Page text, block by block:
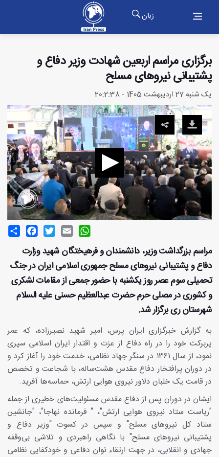
زبان
برگزاری مراسم اربعین شهادت وزیر دفاع و
پشتیبانی نیروهای مسلح
یک شنبه 27 اردیبهشت 1405 - 20:2:38
Share
FacebookTwitterEmail
WhatsApp
مراسم بزرگداشت وزیر، دانشمندان و فرهیختگان شهید وزارت
دفاع و پشتیبانی نیرو‌های مسلح جمهوری اسلامی ایران در جنگ
تحمیلی سوم عصر روز یکشنبه با حضور جمعی از مقامات لشکری
و کشوری در مصلی حرم حضرت عبدالعظیم حسنی علیه السلام
شهرستان ری برگزار شد.
به گزارش خبرگزاری ایران پرس، امیر شهید نصیرزاده، که عمر
پربرکت خود را در راه دفاع از عزت و اقتدار ایران اسلامی سپری
نمود، از سال ۱۳۶۱ در سنگر جهاد نظامی، خدمت خود را آغاز کرد و
در دوران پرافتخار دفاع مقدس هشت‌ساله، با شجاعت و تخصص
در قامت یک خلبان دلاور نیروی هوایی ارتش، حماسه‌ها آفرید.
ایشان در دوران پس از دفاع مقدس مسئولیت‌های خطیری از جمله
"ریاست ستاد نیروی هوایی ارتش"، " فرمانده نهاجا"، "جانشین
ستاد کل نیروهای مسلح" و سپس در کسوت "وزیر دفاع و
پشتیبانی نیروهای مسلح" با نگاهی راهبردی و تلاشی بی‌وقفه
جهادی و انقلابی، در جهت ارتقاء توان دفاعی و خودکفایی نظامی